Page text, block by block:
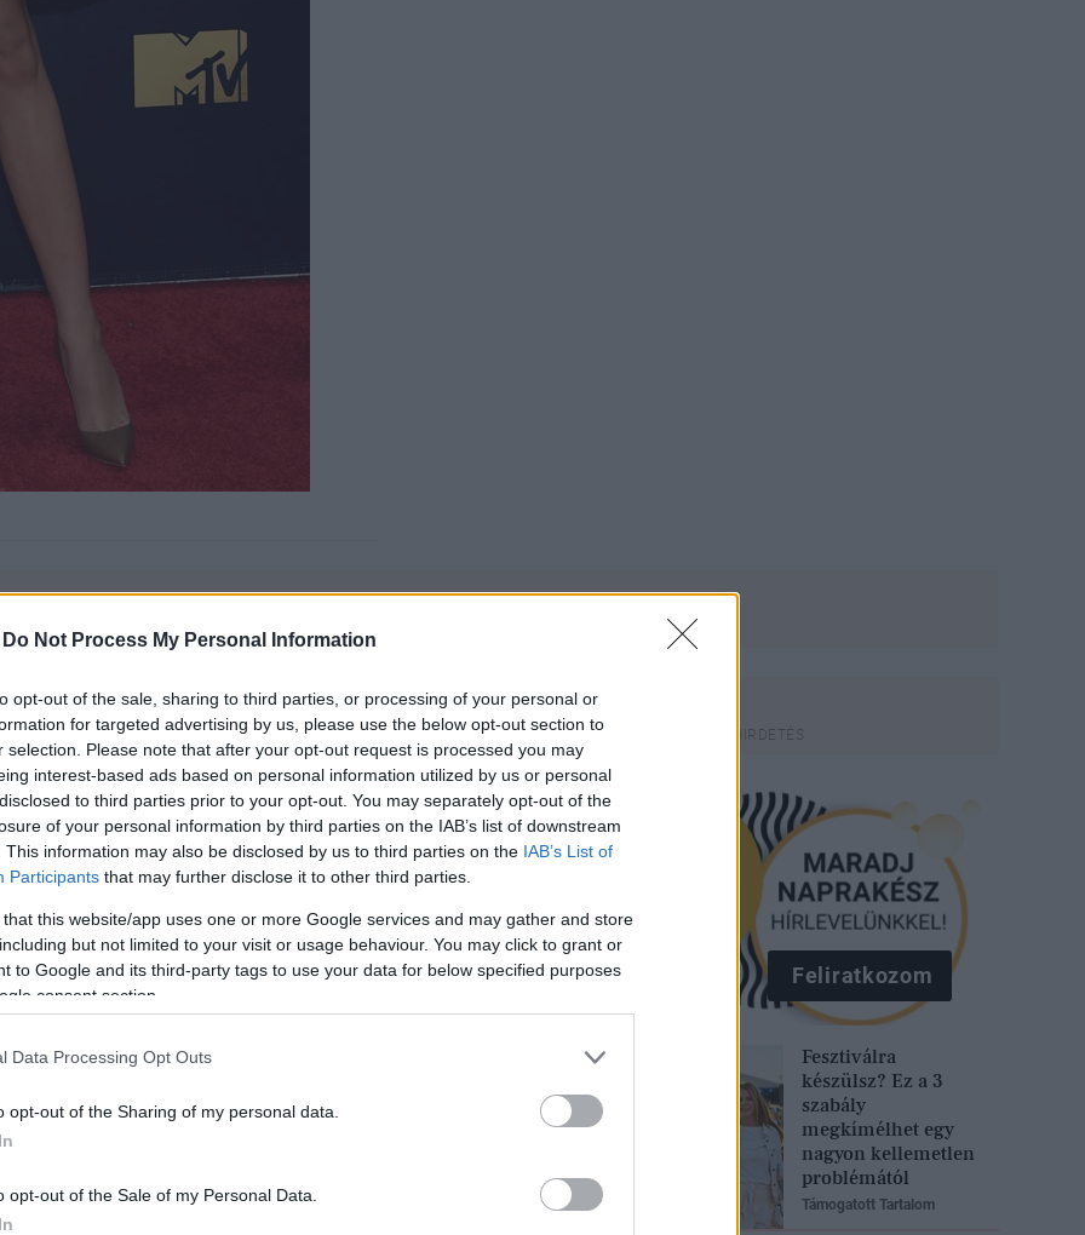
Do Not Process My Personal Information
opt-out of the sale, sharing to third parties, or processing of your personal or
for targeted advertising by us, please use the below opt-out section to
selection. Please note that after your opt-out request is processed you may
interest-based ads based on personal information utilized by us or personal
to third parties prior to your opt-out. You may separately opt-out of the
of your personal information by third parties on the IAB’s list of downstream
This information may also be disclosed by us to third parties on the IAB’s List of
Participants that may further disclose it to other third parties.
that this website/app uses one or more Google services and may gather and store
but not limited to your visit or usage behaviour. You may click to grant or
to Google and its third-party tags to use your data for below specified purposes
consent section.
Data Processing Opt Outs
opt-out of the Sharing of my personal data.
opt-out of the Sale of my Personal Data.
Pinterest
és mindezt a lehető
Feliratkozom
Fesztiválra
készülsz? Ez a 3
szabály
megkímélhet egy
nagyon kellemetlen
problémától
Támogatott Tartalom